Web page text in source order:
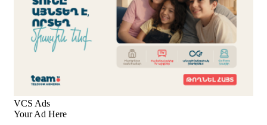
6 ժամ առաջ
Երևանում երթուղիների փոփոխություն կլինի
6 ժամ առաջ
Օգոստոսի 7-ին՝ Գարեգին Բ Ամենայն Հայոց
Կաթողիկոսի դատական նիստը